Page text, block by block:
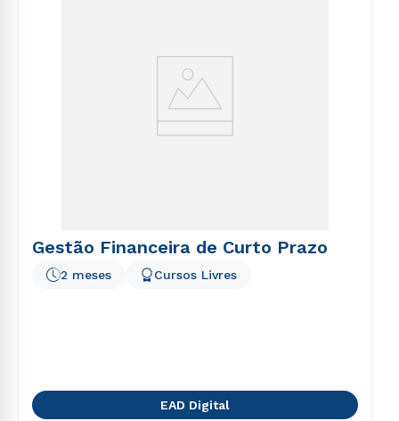
Gestão Financeira de Curto Prazo
2 meses Cursos Livres
EAD Digital